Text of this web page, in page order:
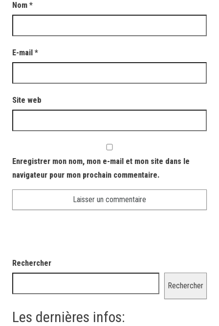
Nom *
E-mail *
Site web
Enregistrer mon nom, mon e-mail et mon site dans le
navigateur pour mon prochain commentaire.
Rechercher
Rechercher
Les dernières infos: